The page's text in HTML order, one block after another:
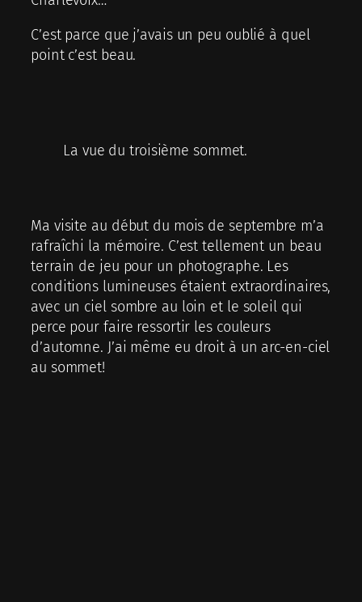
C’est parce que j’avais un peu oublié à quel
point c’est beau.
La vue du troisième sommet.
Ma visite au début du mois de septembre m’a
rafraîchi la mémoire. C’est tellement un beau
terrain de jeu pour un photographe. Les
conditions lumineuses étaient extraordinaires,
avec un ciel sombre au loin et le soleil qui
perce pour faire ressortir les couleurs
d’automne. J’ai même eu droit à un arc-en-ciel
au sommet!